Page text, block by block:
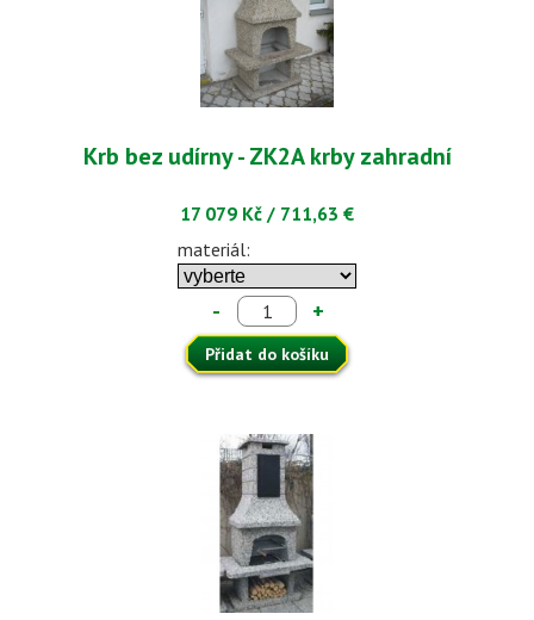
Krb bez udírny - ZK2A krby zahradní
17 079 Kč / 711,63 €
materiál:
- +
Přidat do košíku